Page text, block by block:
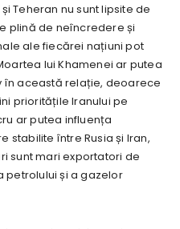
Teheran nu sunt lipsite de
plină de neîncredere și
ale fiecărei națiuni pot
lui Khamenei ar putea
în această relație, deoarece
prioritățile Iranului pe
ar putea influența
stabilite între Rusia și Iran,
sunt mari exportatori de
petrolului și a gazelor